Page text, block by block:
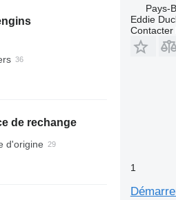
de rechange
d'origine
Pays-
Eddie
Contacter
1